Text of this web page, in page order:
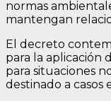
normas
mantengan
El decreto
para la aplicación
para situaciones
destinado a casos